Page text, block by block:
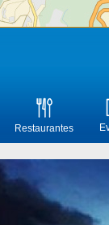
Restaurantes